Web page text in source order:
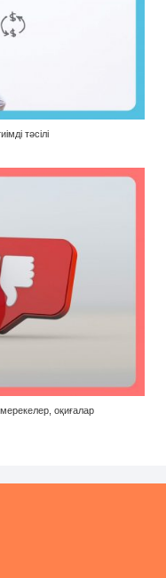
тәсілі
оқиғалар